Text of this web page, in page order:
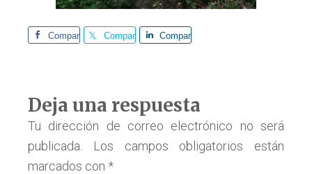
Comparte Comparte Comparte
Interacciones
con
los
Deja una respuesta
Tu dirección de correo electrónico no será
publicada.
Los campos obligatorios están
marcados con *